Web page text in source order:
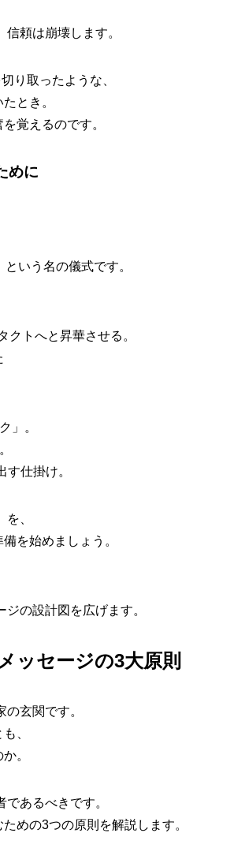
頼は崩壊します。
り取ったような、
とき。
覚えるのです。
めに
という名の儀式です。
トへと昇華させる。
」。
仕掛け。
、
を始めましょう。
の設計図を広げます。
ッセージの3大原則
玄関です。
、
。
あるべきです。
めの3つの原則を解説します。